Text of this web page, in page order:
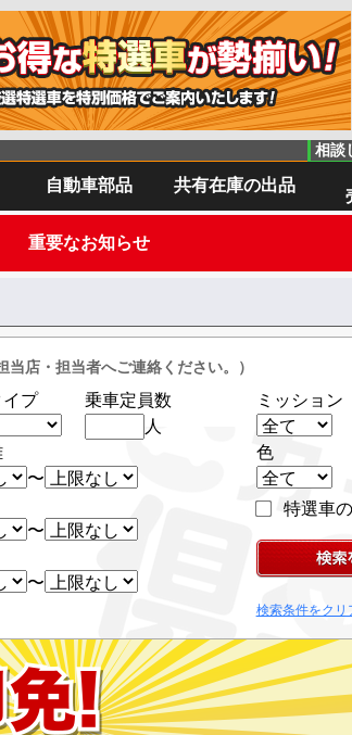
相談
自動車部品 共有在庫の出品
重要なお知らせ
店・担当者へご連絡ください。）
イプ
乗車定員数
人
〜
〜
〜
ミッション
色
特選車
検索条件をクリ